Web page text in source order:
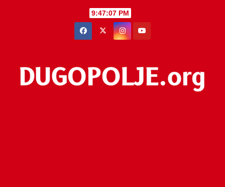
9:47:07 PM